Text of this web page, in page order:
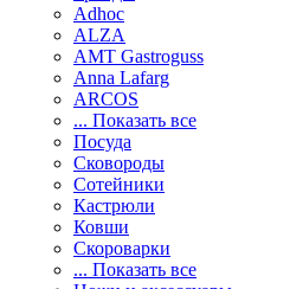
Adhoc
ALZA
AMT Gastroguss
Anna Lafarg
ARCOS
... Показать все
Посуда
Сковороды
Сотейники
Кастрюли
Ковши
Скороварки
... Показать все